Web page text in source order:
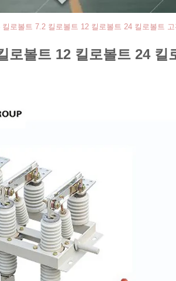
킬로볼트 7.2 킬로볼트 12 킬로볼트 24 킬로볼트
로볼트 12 킬로볼트 24 킬